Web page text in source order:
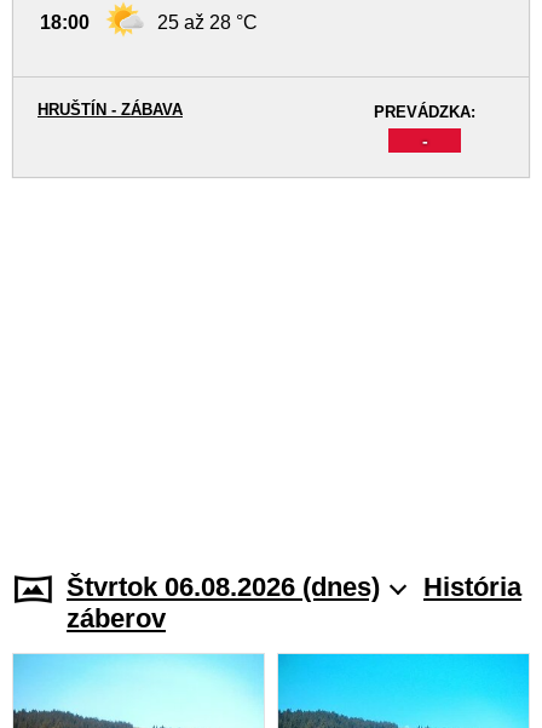
18:00 25 až 28 °C
PREVÁDZKA:
-
HRUŠTÍN - ZÁBAVA
Štvrtok 06.08.2026 (dnes)
História
záberov